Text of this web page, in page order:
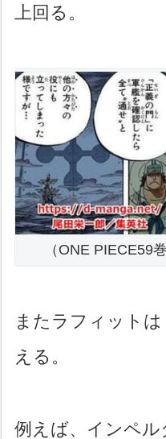
上回る。
（ONE PIECE59
またラフィットは
える。
例えば、インペル